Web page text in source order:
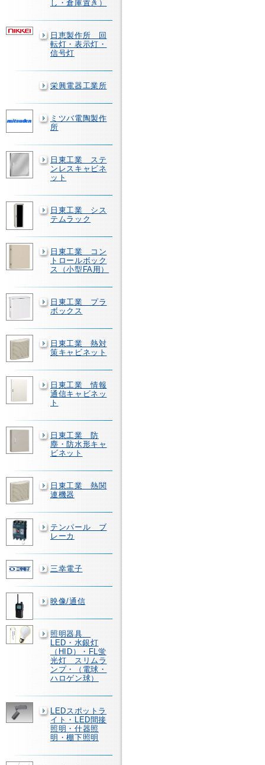
し・倉庫置き）
日恵製作所 回
転灯・表示灯・
信号灯
栄興電器工業所
ミツバ電陶製作
所
日東工業 ステ
ンレスキャビネ
ット
日東工業 シス
テムラック
日東工業 コン
トロールボック
ス（小型FA用）
日東工業 プラ
ボックス
日東工業 熱対
策キャビネット
日東工業 情報
通信キャビネッ
ト
日東工業 防
塵・防水形キャ
ビネット
日東工業 熱関
連機器
テンパール ブ
レーカ
三幸電子
映像/通信
照明器具
LED・水銀灯
（HID）・FL蛍
光灯 スリムラ
ンプ・（電球・
ハロゲン球）
LEDスポットラ
イト・LED間接
照明・什器照
明・棚下照明